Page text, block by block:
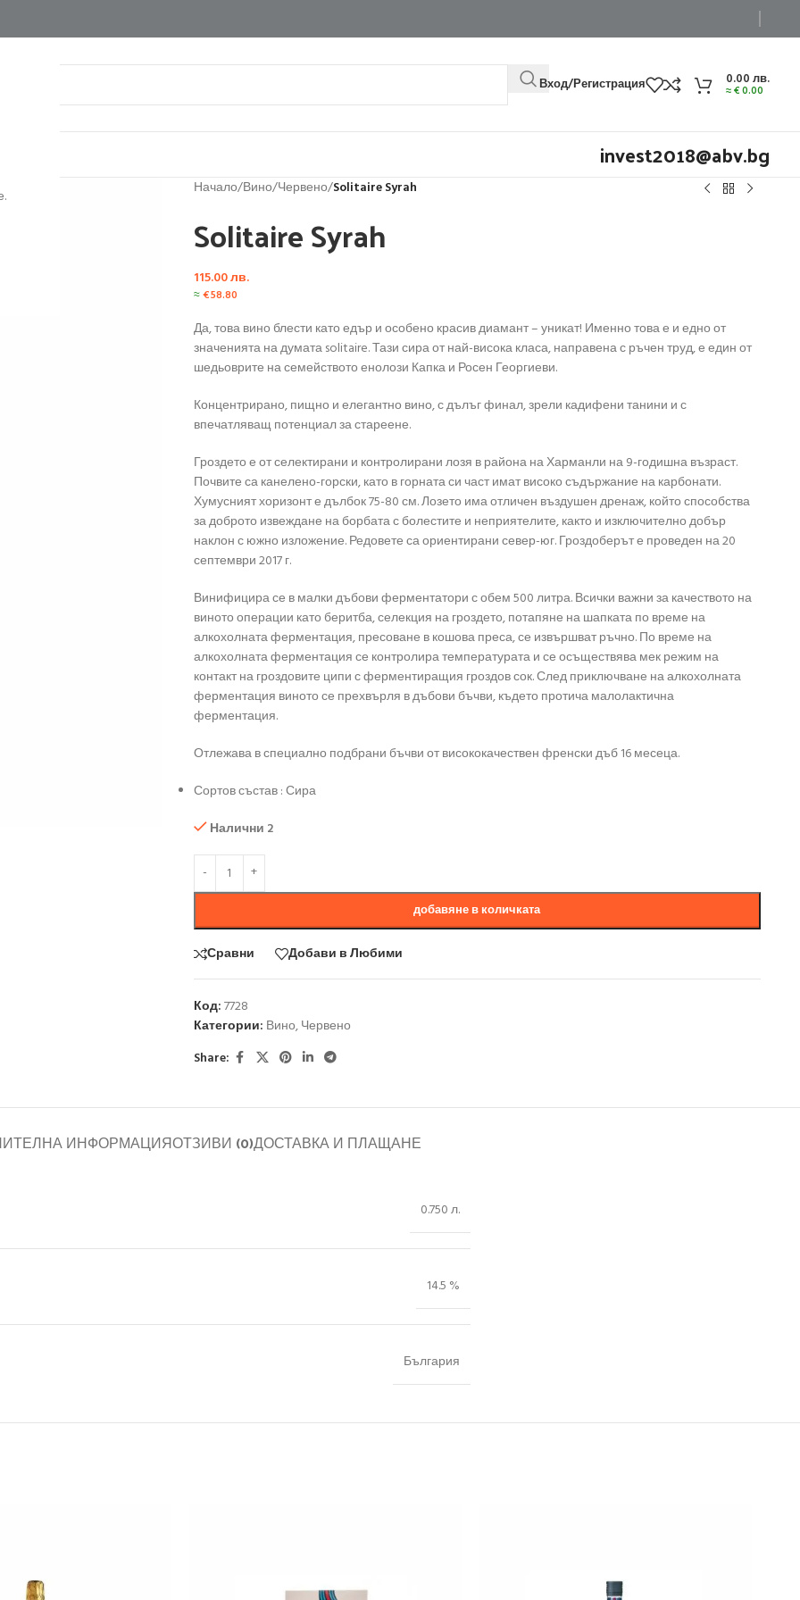
Вход/Регистрация 0.00лв.
≈€0.00
invest2018@abv.bg
Начало/Вино/Червено/Solitaire Syrah
Solitaire Syrah
115.00лв.
≈€58.80
Да, това вино блести като едър и особено красив диамант – уникат! Именно това е и едно от
значенията на думата solitaire. Тази сира от най-висока класа, направена с ръчен труд, е един от
шедьоврите на семейството енолози Капка и Росен Георгиеви.
Концентрирано, пищно и елегантно вино, с дълъг финал, зрели кадифени танини и с
впечатляващ потенциал за стареене.
Гроздето е от селектирани и контролирани лозя в района на Харманли на 9-годишна възраст.
Почвите са канелено-горски, като в горната си част имат високо съдържание на карбонати.
Хумусният хоризонт е дълбок 75-80 см. Лозето има отличен въздушен дренаж, който способства
за доброто извеждане на борбата с болестите и неприятелите, както и изключително добър
наклон с южно изложение. Редовете са ориентирани север-юг. Гроздоберът е проведен на 20
септември 2017 г.
Винифицира се в малки дъбови ферментатори с обем 500 литра. Всички важни за качеството на
виното операции като беритба, селекция на гроздето, потапяне на шапката по време на
алкохолната ферментация, пресоване в кошова преса, се извършват ръчно. По време на
алкохолната ферментация се контролира температурата и се осъществява мек режим на
контакт на гроздовите ципи с ферментиращия гроздов сок. След приключване на алкохолната
ферментация виното се прехвърля в дъбови бъчви, където протича малолактична
ферментация.
Отлежава в специално подбрани бъчви от висококачествен френски дъб 16 месеца.
Сортов състав : Сира
Налични 2
добавяне в количката
Сравни Добави в Любими
Код:7728
Категории: Вино,Червено
Share:
ИНФОРМАЦИЯОТЗИВИ (0)ДОСТАВКА И ПЛАЩАНЕ
0.750 л.
14.5 %
България